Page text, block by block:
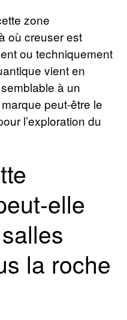
zone
où creuser est
ou techniquement
vient en
à un
peut-être le
l’exploration du
elle
la roche